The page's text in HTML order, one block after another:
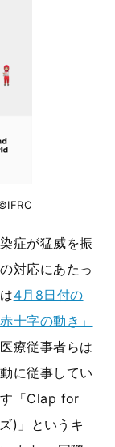
症が猛威を振
対応にあたっ
4月8日付の
十字の動き」
療従事者らは
に従事してい
す「Clap for
)」というキ